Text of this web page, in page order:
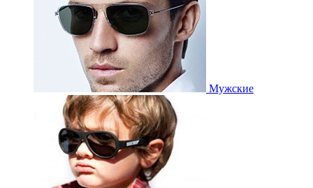
Мужские